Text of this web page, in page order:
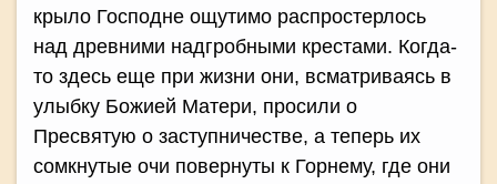
крыло Господне ощутимо распростерлось
над древними надгробными крестами. Когда-
то здесь еще при жизни они, всматриваясь в
улыбку Божией Матери, просили о
Пресвятую о заступничестве, а теперь их
сомкнутые очи повернуты к Горнему, где они